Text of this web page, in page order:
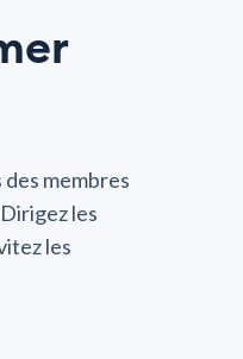
membres
les
les